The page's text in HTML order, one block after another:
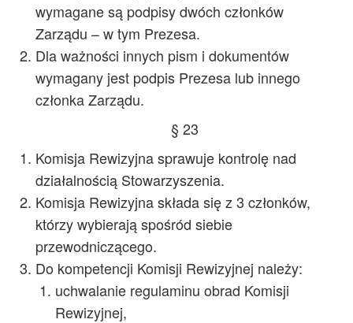
wymagane są podpisy dwóch członków
Zarządu – w tym Prezesa.
Dla ważności innych pism i dokumentów
wymagany jest podpis Prezesa lub innego
członka Zarządu.
§ 23
Komisja Rewizyjna sprawuje kontrolę nad
działalnością Stowarzyszenia.
Komisja Rewizyjna składa się z 3 członków,
którzy wybierają spośród siebie
przewodniczącego.
Do kompetencji Komisji Rewizyjnej należy:
uchwalanie regulaminu obrad Komisji
Rewizyjnej,